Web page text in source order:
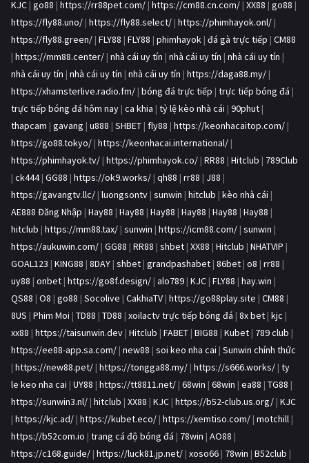
KJC | go88 | https://rr88pet.com/ | https://cm88.cn.com/ | XX88 | go88 |
https://fly88.uno/ | https://fly88.select/ | https://phimhayok.onl/ |
https://fly88.green/ | FLY88 | FLY88 | phimhayok | đá gà trực tiếp | CM88
| https://mm88.center/ | nhà cái uy tín | nhà cái uy tín | nhà cái uy tín |
nhà cái uy tín | nhà cái uy tín | nhà cái uy tín | https://daga88.my/ |
https://xhamsterlive.radio.fm/ | bóng đá trực tiếp | trực tiếp bóng đá |
trực tiếp bóng đá hôm nay | ca khia | tỷ lệ kèo nhà cái | 90phut |
thapcam | gavang | u888 | SHBET | fly88 | https://keonhacaitop.com/ |
https://go88.tokyo/ | https://keonhacai.international/ |
https://phimhayok.tv/ | https://phimhayok.co/ | RR88 | Hitclub | 789Club
| ck444| GG88 | https://ok9.works/ | qh88 | rr88 | J88 |
https://gavangtv.llc/ | luongsontv | sunwin | hitclub | kèo nhà cái |
AE888 Đăng Nhập | Hay88 | Hay88 | Hay88 | Hay88 | Hay88 | Hay88 |
hitclub | https://mm88.tax/ | sunwin | https://icm88.com/ | sunwin |
https://aukuwin.com/ | GG88 | RR88 | shbet | XX88 | Hitclub | NHATVIP |
GOAL123 | KING88 | 8DAY | shbet | grandpashabet | 86bet | o8 | rr88 |
uy88 | onbet | https://go8f.design/ | alo789 | KJC | FLY88 | hay.win |
QS88 | O8 | go88 | Socolive | CakhiaTV | https://go88play.site | CM88 |
8US | Phim Moi | TD88 | TD88 | xoilactv trực tiếp bóng đá | 8x bet | kjc |
xx88 | https://taisunwin.dev | Hitclub | FABET | BIG88 | Kubet | 789 club |
https://ee88-app.sa.com/ | new88 | soi keo nha cai | Sunwin chính thức
| https://new88.pet/ | https://tongga88.my/ | https://s666.works/ | ty
le keo nha cai | UY88 | https://tt8811.net/ | 68win | 68win | ea88 | TG88 |
https://sunwin3.nl/ | hitclub | XX88 | KJC | https://b52-club.us.org/ | KJC
| https://kjc.ad/ | https://kubet.eco/ | https://xemtiso.com/ | motchill |
https://b52com.io | trang cá độ bóng đá | 78win | AO88 |
https://c168.guide/ | https://luck81.jp.net/ | xoso66 | 78win | B52club |